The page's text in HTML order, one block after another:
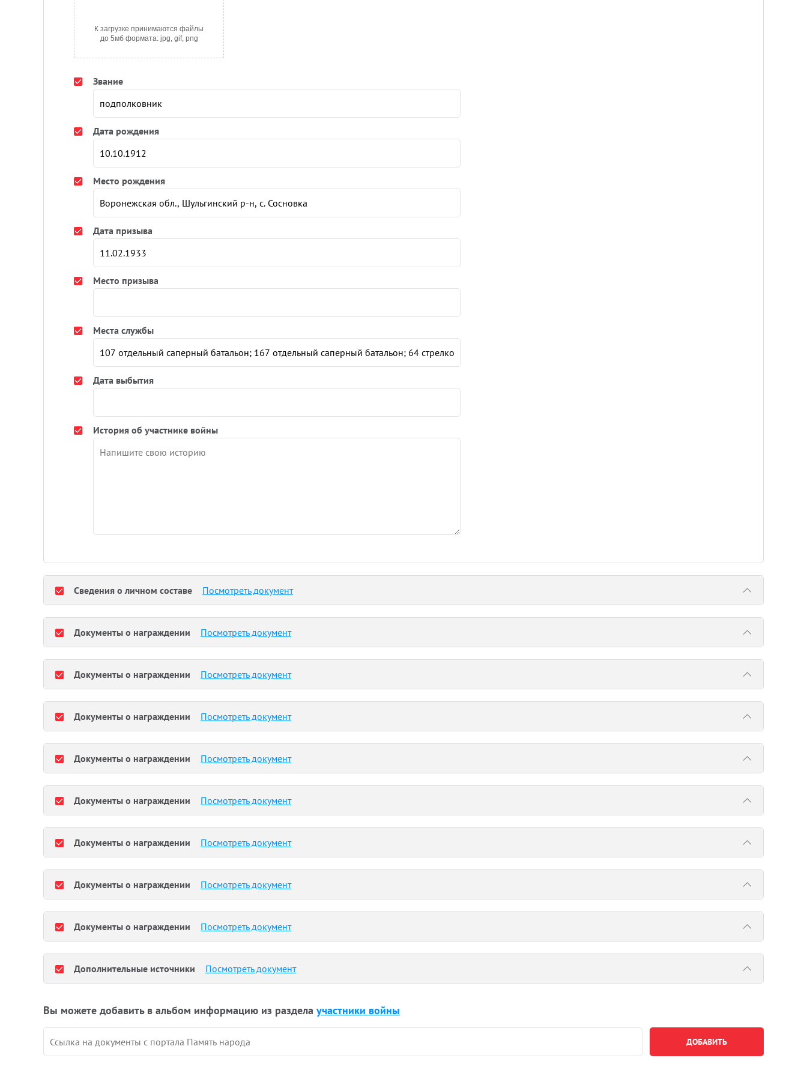
К загрузке принимаются файлы
до 5мб формата: jpg, gif, png
Звание
Дата рождения
Место рождения
Дата призыва
Место призыва
Места службы
Дата выбытия
История об участнике войны
Сведения о личном составе Посмотреть документ
Документы о награждении Посмотреть документ
Документы о награждении Посмотреть документ
Документы о награждении Посмотреть документ
Документы о награждении Посмотреть документ
Документы о награждении Посмотреть документ
Документы о награждении Посмотреть документ
Документы о награждении Посмотреть документ
Документы о награждении Посмотреть документ
Дополнительные источники Посмотреть документ
Вы можете добавить в альбом информацию из раздела участники войны